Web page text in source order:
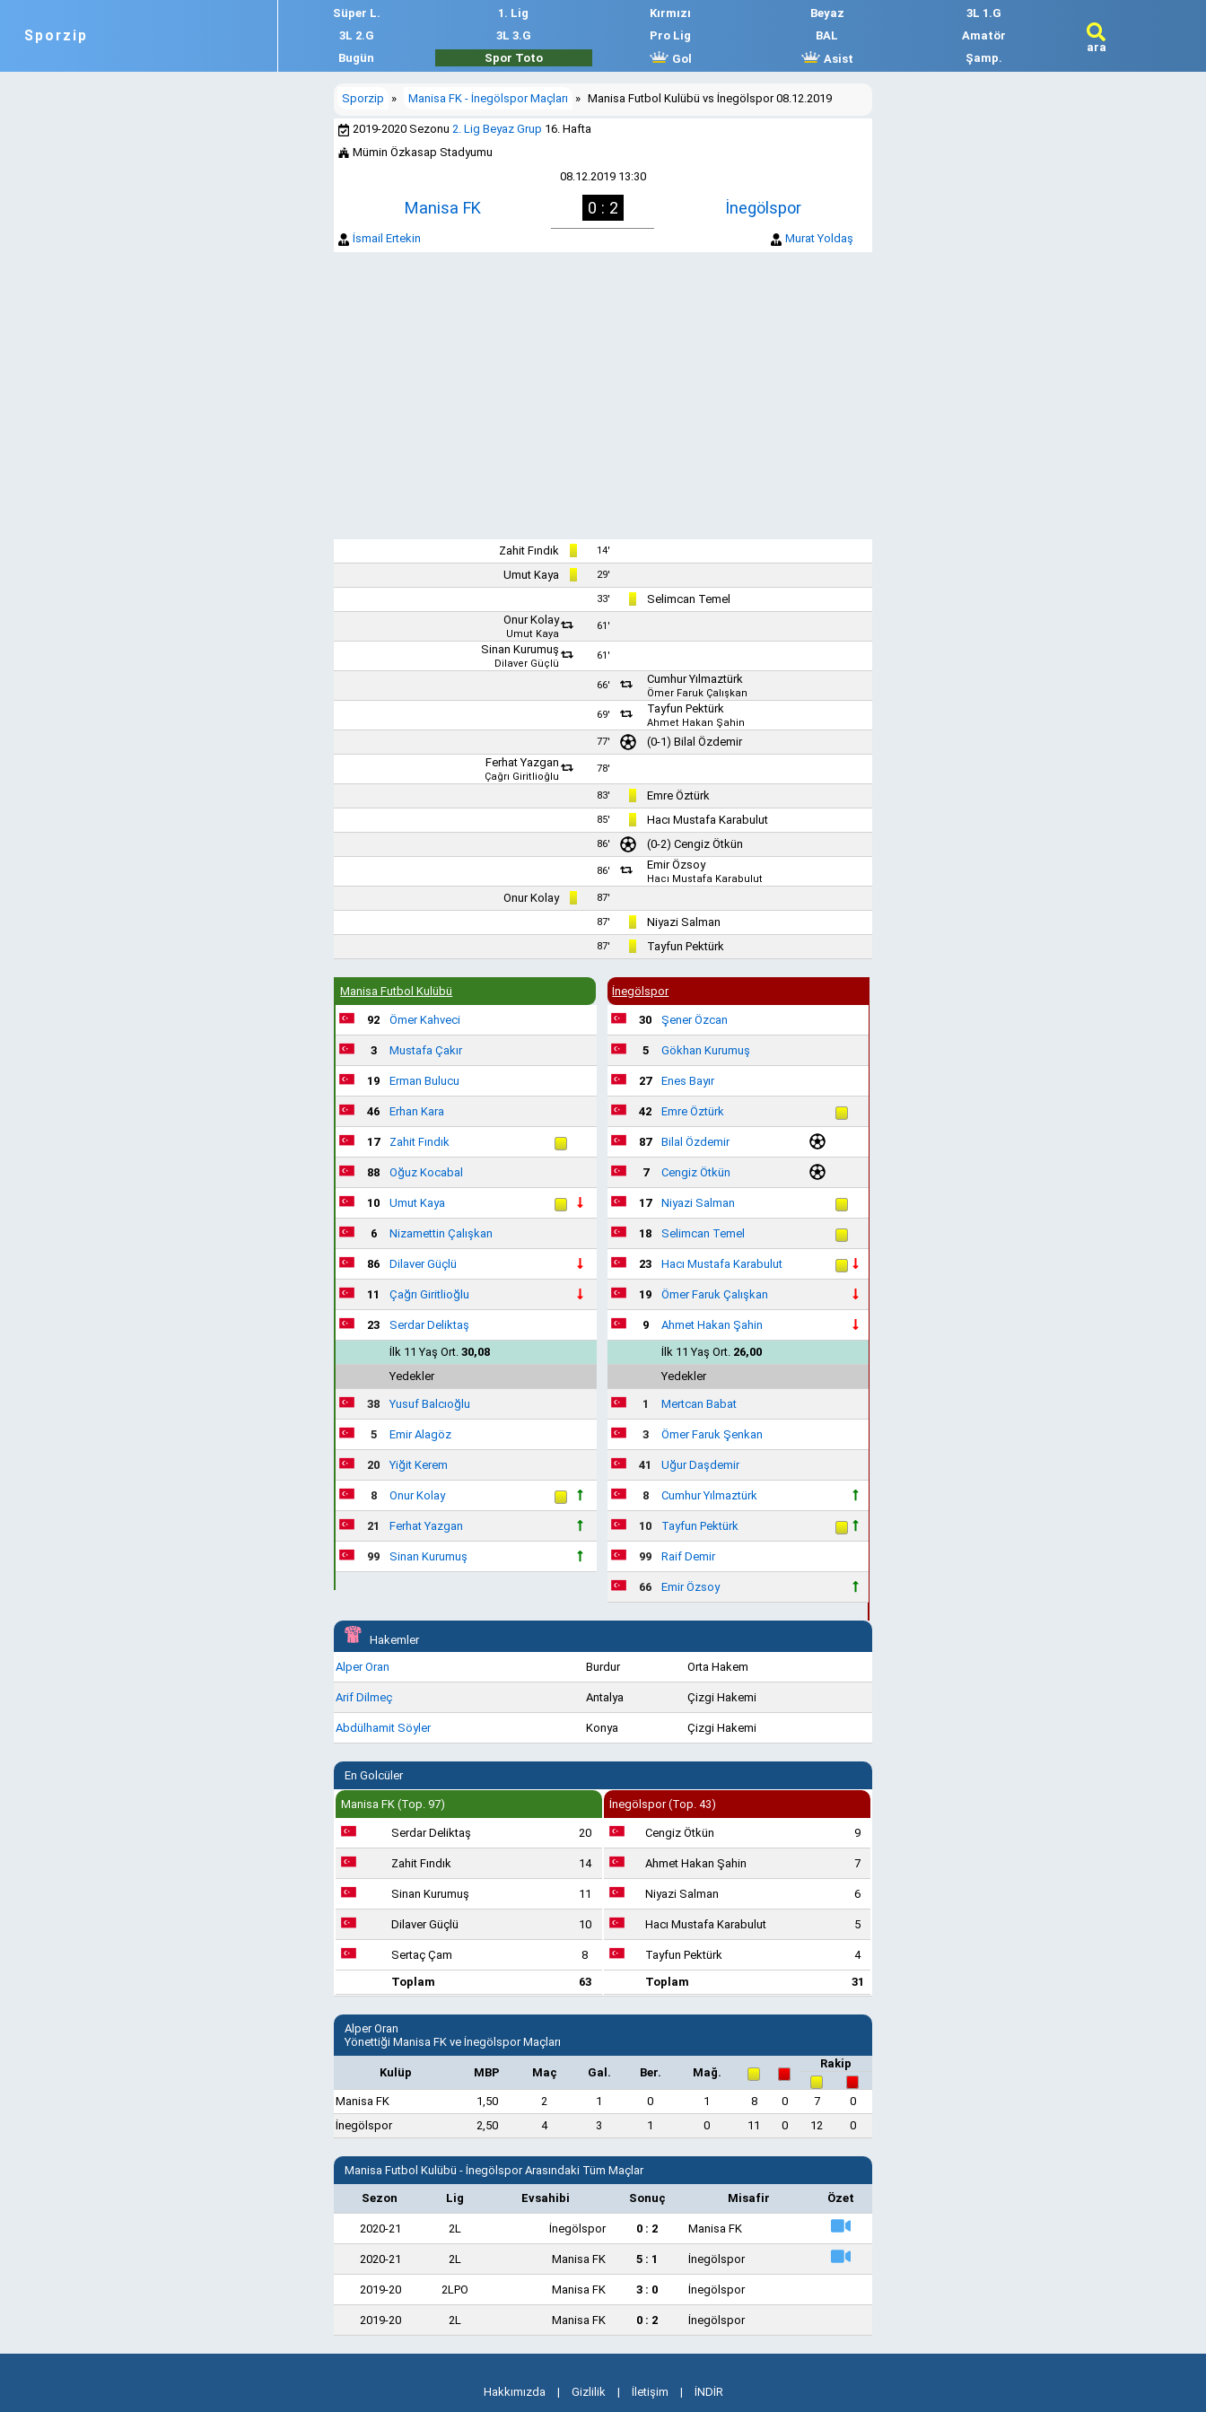
Sporzip
Süper L. 1. Lig Kırmızı Beyaz
3L 1.G
3L 2.G
3L 3.G Pro Lig BAL
Amatör
Bugün
Spor Toto Gol Asist Şamp.
ara
Sporzip » Manisa FK - İnegölspor Maçları » Manisa Futbol Kulübü vs İnegölspor 08.12.2019
2019-2020 Sezonu 2. Lig Beyaz Grup 16. Hafta
Mümin Özkasap Stadyumu
08.12.2019 13:30
Manisa FK 0 : 2 İnegölspor
İsmail Ertekin Murat Yoldaş
Zahit Fındık 14'
Umut Kaya 29'
33'
Selimcan Temel
Onur Kolay
Umut Kaya
61'
Sinan Kurumuş
Dilaver Güçlü
61'
66' Cumhur Yılmaztürk
Ömer Faruk Çalışkan
69'
Tayfun Pektürk
Ahmet Hakan Şahin
77'
(0-1) Bilal Özdemir
Ferhat Yazgan
Çağrı Giritlioğlu
78'
83' Emre Öztürk
85' Hacı Mustafa Karabulut
86' (0-2) Cengiz Ötkün
86' Emir Özsoy
Hacı Mustafa Karabulut
Onur Kolay 87'
87' Niyazi Salman
87' Tayfun Pektürk
Manisa Futbol Kulübü
92 Ömer Kahveci
3 Mustafa Çakır
19 Erman Bulucu
46 Erhan Kara
17 Zahit Fındık
88 Oğuz Kocabal
10 Umut Kaya
6 Nizamettin Çalışkan
86 Dilaver Güçlü
11 Çağrı Giritlioğlu
23
Serdar Deliktaş
İlk 11 Yaş Ort. 30,08
Yedekler
38 Yusuf Balcıoğlu
5 Emir Alagöz
20 Yiğit Kerem
8 Onur Kolay
21 Ferhat Yazgan
99 Sinan Kurumuş
İnegölspor
30 Şener Özcan
5 Gökhan Kurumuş
27 Enes Bayır
42 Emre Öztürk
87 Bilal Özdemir
7 Cengiz Ötkün
17 Niyazi Salman
18 Selimcan Temel
23 Hacı Mustafa Karabulut
19 Ömer Faruk Çalışkan
9
Ahmet Hakan Şahin
İlk 11 Yaş Ort. 26,00
Yedekler
1 Mertcan Babat
3 Ömer Faruk Şenkan
41 Uğur Daşdemir
8 Cumhur Yılmaztürk
10 Tayfun Pektürk
99 Raif Demir
66 Emir Özsoy
Hakemler
Alper Oran
Burdur Orta Hakem
Arif Dilmeç Antalya Çizgi Hakemi
Abdülhamit Söyler Konya Çizgi Hakemi
En Golcüler
Manisa FK (Top. 97)
Serdar Deliktaş 20
Zahit Fındık 14
Sinan Kurumuş 11
Dilaver Güçlü 10
Sertaç Çam
8
Toplam
63
İnegölspor (Top. 43)
Cengiz Ötkün 9
Ahmet Hakan Şahin 7
Niyazi Salman 6
Hacı Mustafa Karabulut 5
Tayfun Pektürk
4
Toplam
31
Alper Oran
Yönettiği Manisa FK ve İnegölspor Maçları
Kulüp MBP Maç Gal. Ber. Mağ.
Rakip
Manisa FK 1,50 2 1 0 1 8 0 7
0
İnegölspor
2,50 4 3 1 0 11 0 12 0
Manisa Futbol Kulübü - İnegölspor Arasındaki Tüm Maçlar
Sezon Lig Evsahibi Sonuç Misafir Özet
2020-21 2L İnegölspor 0 : 2 Manisa FK
2020-21 2L Manisa FK 5 : 1 İnegölspor
2019-20 2LPO Manisa FK 3 : 0 İnegölspor
2019-20 2L Manisa FK 0 : 2 İnegölspor
Hakkımızda | Gizlilik | İletişim | İNDİR